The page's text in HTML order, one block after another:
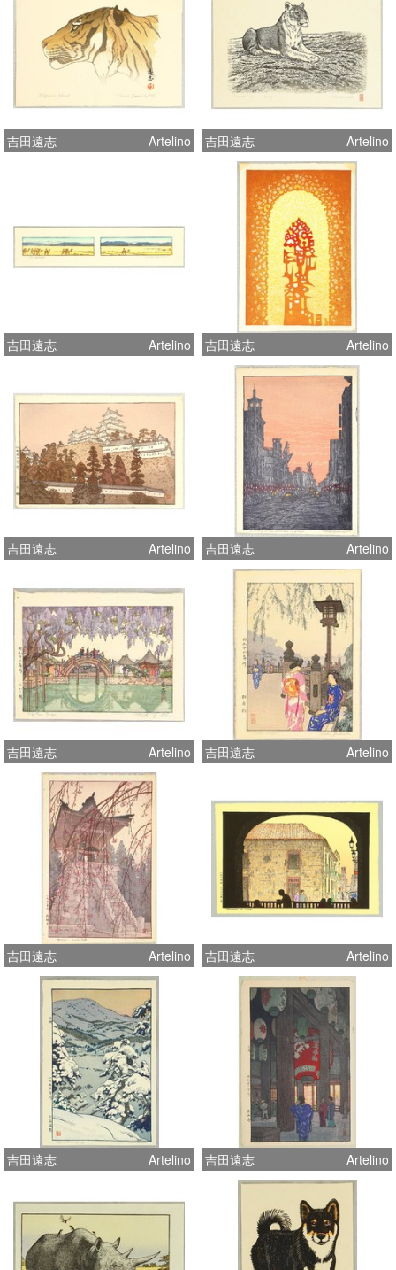
吉田遠志 Artelino 吉田遠志 Artelino
吉田遠志 Artelino 吉田遠志 Artelino
吉田遠志 Artelino 吉田遠志 Artelino
吉田遠志 Artelino 吉田遠志 Artelino
吉田遠志 Artelino 吉田遠志 Artelino
吉田遠志 Artelino 吉田遠志 Artelino